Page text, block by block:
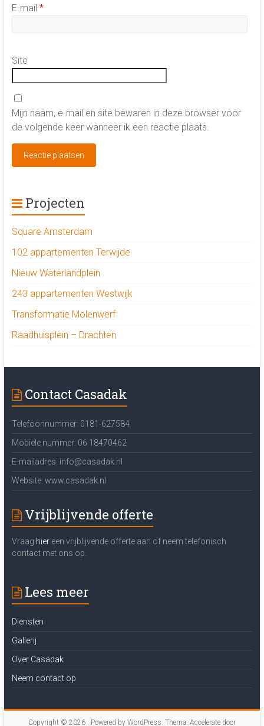
E-mail *
Site
Mijn naam, e-mail en site bewaren in deze browser voor
de volgende keer wanneer ik een reactie plaats.
Projecten
Square Amsterdam
102 appartementen Terwijde
Nieuw Waterlandplein
243 appartementen Westwijk
Transformatie Molenwerf
Raadhuisplein – Drachten
Contact Casadak
Telefoonnummer: 0181-627584
Mobiele nummer: 06 18470462
E-mailadres: info@casadak.nl
Website: www.casadak.nl
Vrijblijvende offerte
Vraag hiereen vrijblijvende offerte aan of neem telefonisch
contact met ons op.
Lees meer
Diensten
Gallerij
Over Casadak
Neem contact op
Copyright © 2026 . Powered by WordPress. Thema: Accelerate door